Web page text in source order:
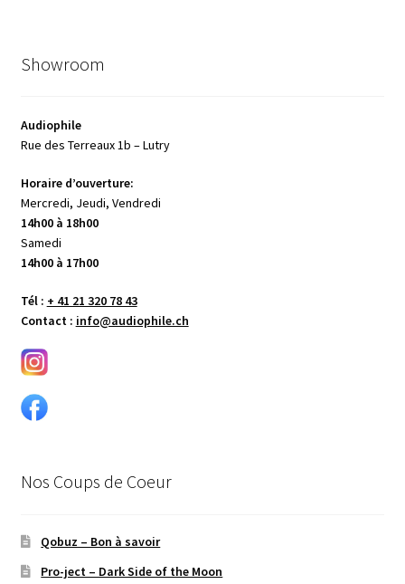
Showroom
Audiophile
Rue des Terreaux 1b – Lutry
Horaire d’ouverture:
Mercredi, Jeudi, Vendredi
14h00 à 18h00
Samedi
14h00 à 17h00
Tél : + 41 21 320 78 43
Contact : info@audiophile.ch
Nos Coups de Coeur
Qobuz – Bon à savoir
Pro-ject – Dark Side of the Moon